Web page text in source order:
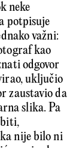
neke
potpisuje
važni:
kao
odgovor
uključio
zaustavio da
slika. Pa
biti,
nije bilo ni